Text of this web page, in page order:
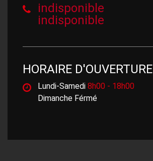
indisponible
indisponible
HORAIRE D'OUVERTURE
Lundi-Samedi 8h00 - 18h00
Dimanche Férmé